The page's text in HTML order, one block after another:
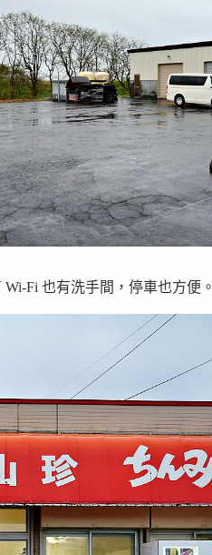
Fi 也有洗手間，停車也方便。